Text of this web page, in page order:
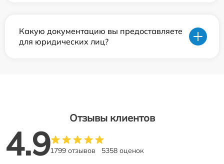
Какую документацию вы предоставляете
для юридических лиц?
Отзывы клиентов
4.91799 отзывов 5358 оценок